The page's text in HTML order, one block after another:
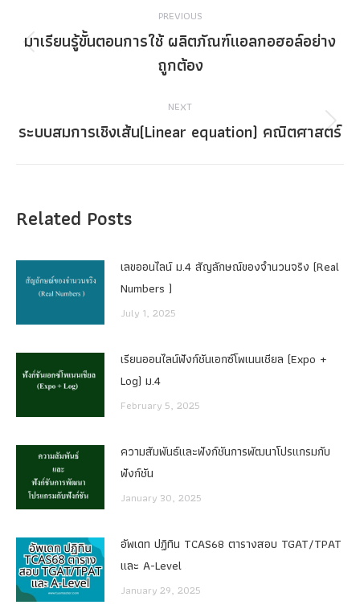
navigation
PREVIOUS
Previous
post:
มาเรียนรู้ขั้นตอนการใช้ ผลิตภัณฑ์แอลกอฮอล์อย่าง
ถูกต้อง
NEXT
Next
ระบบสมการเชิงเส้น(Linear equation) คณิตศาสตร์
Related Posts
เลขออนไลน์ ม.4 สัญลักษณ์ของจำนวนจริง (Real
Numbers )
July 1, 2025
เรียนออนไลน์ฟังก์ชันเอกซ์โพเนนเชียล (Expo +
Log) ม.4
February 5, 2025
ความสัมพันธ์และฟังก์ชันการพัฒนาโปรแกรมกับ
ฟังก์ชัน
January 30, 2025
อัพเดท ปฏิทิน TCAS68 ตารางสอบ TGAT/TPAT
และ A-Level
January 29, 2025